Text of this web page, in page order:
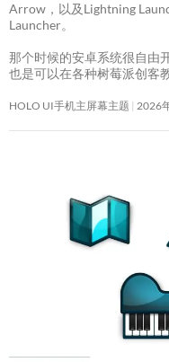
Arrow，以及Lightning
Launcher。
那个时候的安卓系统很自由
也是可以在各种树莓派创客
HOLO UI手机主屏幕主题 2026